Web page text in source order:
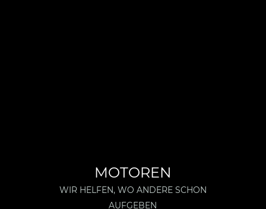
MOTOREN
WIR HELFEN, WO ANDERE SCHON
AUFGEBEN